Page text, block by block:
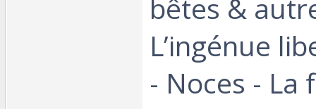
bêtes &
L’ingénue
- Noces - La